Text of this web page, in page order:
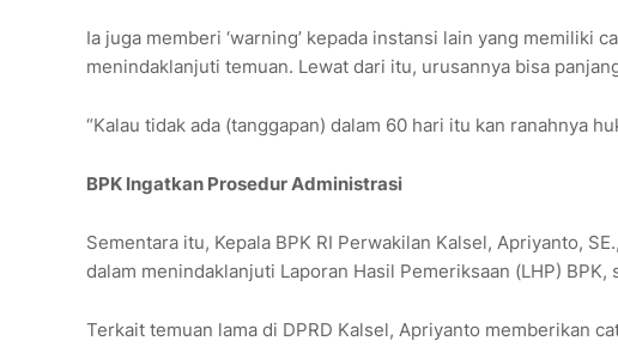
Ia juga memberi ‘warning’ kepada instansi lain yang memiliki
menindaklanjuti temuan. Lewat dari itu, urusannya bisa
“Kalau tidak ada (tanggapan) dalam 60 hari itu kan ranahnya
BPK Ingatkan Prosedur Administrasi
Sementara itu, Kepala BPK RI Perwakilan Kalsel, Apriyanto,
dalam menindaklanjuti Laporan Hasil Pemeriksaan (LHP) BPK,
Terkait temuan lama di DPRD Kalsel, Apriyanto memberikan